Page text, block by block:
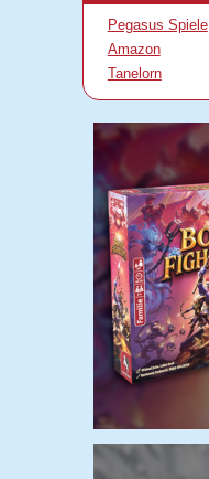
Pegasus Spiele
Amazon
Tanelorn